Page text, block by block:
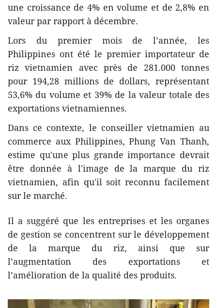
une croissance de 4% en volume et de 2,8% en
valeur par rapport à décembre.
Lors du premier mois de l’année, les
Philippines ont été le premier importateur de
riz vietnamien avec près de 281.000 tonnes
pour 194,28 millions de dollars, représentant
53,6% du volume et 39% de la valeur totale des
exportations vietnamiennes.
Dans ce contexte, le conseiller vietnamien au
commerce aux Philippines, Phung Van Thanh,
estime qu'une plus grande importance devrait
être donnée à l'image de la marque du riz
vietnamien, afin qu'il soit reconnu facilement
sur le marché.
Il a suggéré que les entreprises et les organes
de gestion se concentrent sur le développement
de la marque du riz, ainsi que sur
l’augmentation des exportations et
l’amélioration de la qualité des produits.